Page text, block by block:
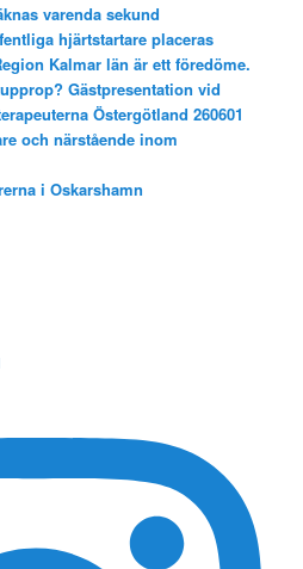
varenda sekund
hjärtstartare placeras
Kalmar län är ett föredöme.
Gästpresentation vid
Östergötland 260601
och närstående inom
i Oskarshamn